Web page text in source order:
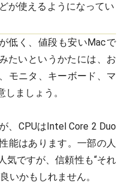
が使えるようになってい
低く、値段も安いMacで
たいというかたには、お
モニタ、キーボード、マ
ましょう。
、CPUはIntel Core 2 Duo
能はあります。一部の人
気ですが、信頼性も“それ
いかもしれません。